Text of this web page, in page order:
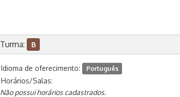
Turma: B
Idioma de oferecimento: Português
Horários/Salas:
Não possui horários cadastrados.